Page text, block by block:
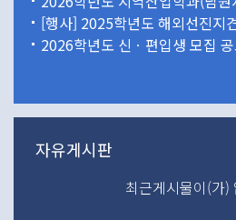
[행사] 2025학년도 해외선진지
2026학년도 신ㆍ편입생 모집
최근게시물이(가)